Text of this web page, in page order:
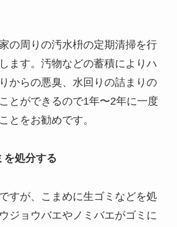
の周りの汚水枡の定期清掃を行
ます。汚物などの蓄積によりハ
からの悪臭、水回りの詰まりの
とができるので1年〜2年に一度
とをお勧めです。
を処分する
すが、こまめに生ゴミなどを処
ジョウバエやノミバエがゴミに